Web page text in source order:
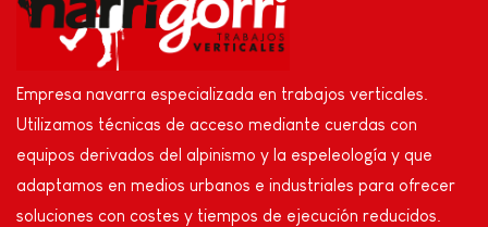
Empresa navarra especializada en trabajos verticales.
Utilizamos técnicas de acceso mediante cuerdas con
equipos derivados del alpinismo y la espeleología y que
adaptamos en medios urbanos e industriales para ofrecer
soluciones con costes y tiempos de ejecución reducidos.